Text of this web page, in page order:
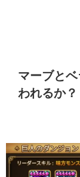
マーブと
われるか？